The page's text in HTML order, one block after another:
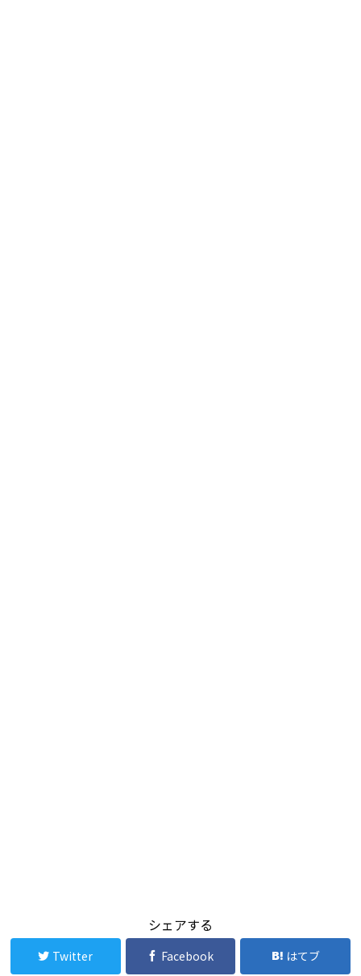
シェアする
Twitter Facebook はてブ